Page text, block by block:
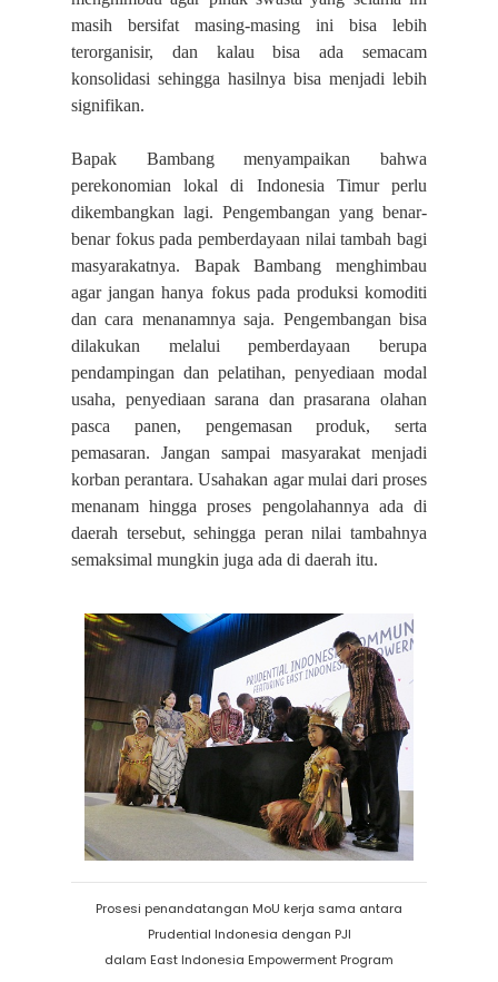
masih bersifat masing-masing ini bisa lebih
terorganisir, dan kalau bisa ada semacam
konsolidasi sehingga hasilnya bisa menjadi lebih
signifikan.
Bapak Bambang menyampaikan bahwa
perekonomian lokal di Indonesia Timur perlu
dikembangkan lagi. Pengembangan yang benar-
benar fokus pada pemberdayaan nilai tambah bagi
masyarakatnya. Bapak Bambang menghimbau
agar jangan hanya fokus pada produksi komoditi
dan cara menanamnya saja. Pengembangan bisa
dilakukan melalui pemberdayaan berupa
pendampingan dan pelatihan, penyediaan modal
usaha, penyediaan sarana dan prasarana olahan
pasca panen, pengemasan produk, serta
pemasaran. Jangan sampai masyarakat menjadi
korban perantara. Usahakan agar mulai dari proses
menanam hingga proses pengolahannya ada di
daerah tersebut, sehingga peran nilai tambahnya
semaksimal mungkin juga ada di daerah itu.
Prosesi penandatangan MoU kerja sama antara
Prudential Indonesia dengan PJI
dalam East Indonesia Empowerment Program